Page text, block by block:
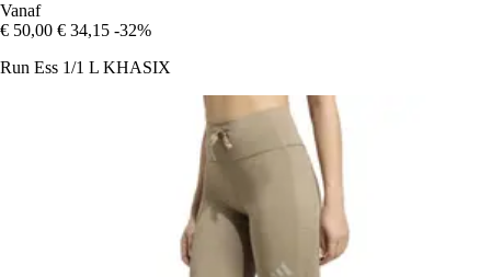
Vanaf
€ 50,00 € 34,15 -32%
Run Ess 1/1 L KHASIX